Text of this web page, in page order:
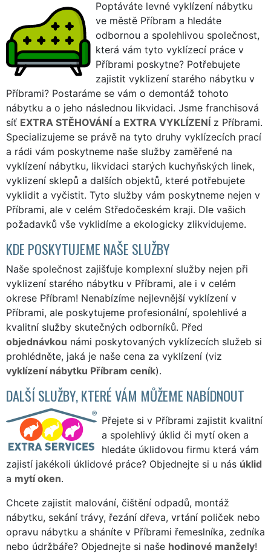
Poptáváte levné vyklízení nábytku
ve městě Příbram a hledáte
odbornou a spolehlivou společnost,
která vám tyto vyklízecí práce v
Příbrami poskytne? Potřebujete
zajistit vyklizení starého nábytku v
Příbrami? Postaráme se vám o demontáž tohoto
nábytku a o jeho následnou likvidaci. Jsme franchisová
síť EXTRA STĚHOVÁNÍ a EXTRA VYKLÍZENÍ z Příbrami.
Specializujeme se právě na tyto druhy vyklízecích prací
a rádi vám poskytneme naše služby zaměřené na
vyklízení nábytku, likvidaci starých kuchyňských linek,
vyklizení sklepů a dalších objektů, které potřebujete
vyklidit a vyčistit. Tyto služby vám poskytneme nejen v
Příbrami, ale v celém Středočeském kraji. Dle vašich
požadavků vše vyklidíme a ekologicky zlikvidujeme.
KDE POSKYTUJEME NAŠE SLUŽBY
Naše společnost zajišťuje komplexní služby nejen při
vyklizení starého nábytku v Příbrami, ale i v celém
okrese Příbram! Nenabízíme nejlevnější vyklízení v
Příbrami, ale poskytujeme profesionální, spolehlivé a
kvalitní služby skutečných odborníků. Před
objednávkou námi poskytovaných vyklízecích služeb si
prohlédněte, jaká je naše cena za vyklízení (viz
vyklízení nábytku Příbram ceník).
DALŠÍ SLUŽBY, KTERÉ VÁM MŮŽEME NABÍDNOUT
Přejete si v Příbrami zajistit kvalitní
a spolehlivý úklid či mytí oken a
hledáte úklidovou firmu která vám
zajistí jakékoli úklidové práce? Objednejte si u nás úklid
a mytí oken.
Chcete zajistit malování, čištění odpadů, montáž
nábytku, sekání trávy, řezání dřeva, vrtání poliček nebo
opravu nábytku a sháníte v Příbrami řemeslníka, zedníka
nebo údržbáře? Objednejte si naše hodinové manžely!